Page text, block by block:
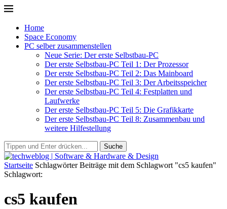
Home
Space Economy
PC selber zusammenstellen
Neue Serie: Der erste Selbstbau-PC
Der erste Selbstbau-PC Teil 1: Der Prozessor
Der erste Selbstbau-PC Teil 2: Das Mainboard
Der erste Selbstbau-PC Teil 3: Der Arbeitsspeicher
Der erste Selbstbau-PC Teil 4: Festplatten und
Laufwerke
Der erste Selbstbau-PC Teil 5: Die Grafikkarte
Der erste Selbstbau-PC Teil 8: Zusammenbau und
weitere Hilfestellung
Suche
Startseite Schlagwörter Beiträge mit dem Schlagwort "cs5 kaufen"
Schlagwort:
cs5 kaufen